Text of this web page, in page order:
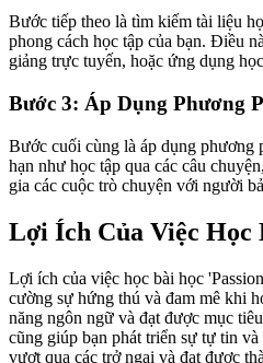
Bước tiếp theo là tìm kiếm tài liệu
phong cách học tập của bạn. Điều
giảng trực tuyến, hoặc ứng dụng
Bước 3: Áp Dụng Phương
Bước cuối cùng là áp dụng phương
hạn như học tập qua các câu
gia các cuộc trò chuyện với người
Lợi Ích Của Việc Học
Lợi ích của việc học bài học
cường sự hứng thú và đam mê khi
năng ngôn ngữ và đạt được mục
cũng giúp bạn phát triển sự tự tin
vượt qua các trở ngại và đạt được